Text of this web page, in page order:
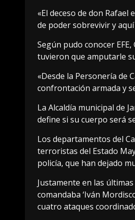
«El deceso de don
de poder sobrevivir y
Según pudo conocer
tuvieron que amputarle
«Desde la Personería de
confrontación armada y
La Alcaldía municipal de
define si su cuerpo será
Los departamentos del
terroristas del Estado
policía, que han dejado
Justamente en las
comandaba ‘Iván
cuatro ataques